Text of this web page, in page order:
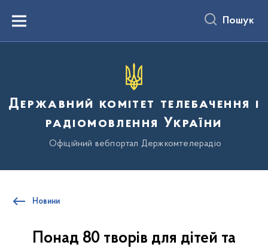
вмістуMenu Пошук
Державний комітет телебачення і
радіомовлення України
Офіційний вебпортал Держкомтелерадіо
Новини
Понад 80 творів для дітей та